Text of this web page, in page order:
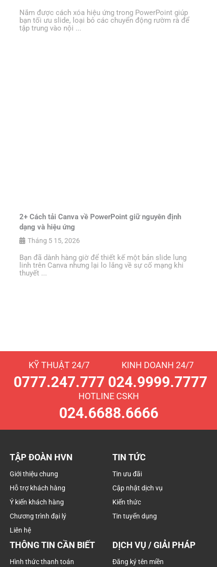
Nắm được cách xóa hiệu ứng trong PowerPoint giúp
bạn tối ưu slide, loại bỏ các chuyển động rườm rà để
tập trung vào nội ...
2+ Cách tải Canva về PowerPoint giữ nguyên định
dạng và hiệu ứng
Tháng 5 15, 2026
Bạn đã dành hàng giờ để thiết kế một bản slide lung
linh trên Canva nhưng lại lo lắng về sự cố mạng khi
thuyết ...
KỸ THUẬT 24/7
0777.247.777
KINH DOANH 24/7
024.9999.7777
HOTLINE CSKH
024.6688.6666
TẬP ĐOÀN HVN
Giới thiệu chung
Hỗ trợ khách hàng
Ý kiến khách hàng
Chương trình đại lý
Liên hệ
TIN TỨC
Tin ưu đãi
Cập nhật dịch vụ
Kiến thức
Tin tuyển dụng
THÔNG TIN CẦN BIẾT
Hình thức thanh toán
DỊCH VỤ / GIẢI PHÁP
Đăng ký tên miền